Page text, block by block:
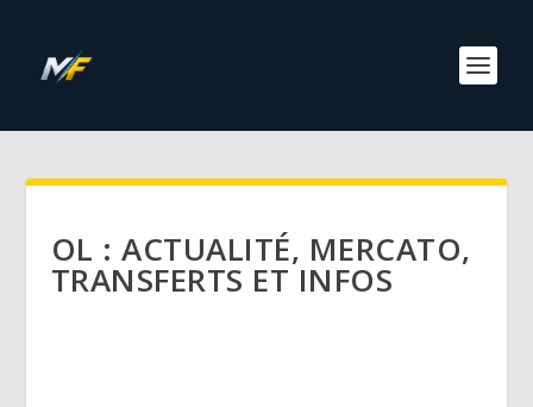
OL : ACTUALITÉ, MERCATO,
TRANSFERTS ET INFOS